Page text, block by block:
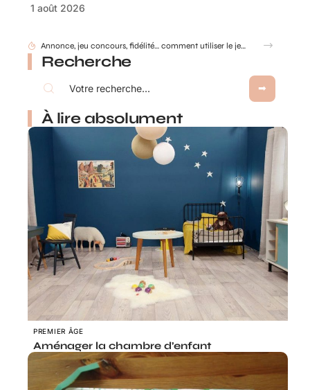
1 août 2026
Gobelet Personnalisé anniversaire pour entreprise : animer un anniversaire de marque
Recherche
À lire absolument
PREMIER ÂGE
Aménager la chambre d’enfant